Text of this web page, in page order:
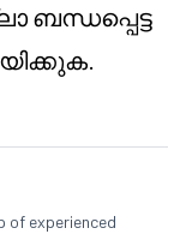
ബന്ധപ്പെട്ട
of experienced